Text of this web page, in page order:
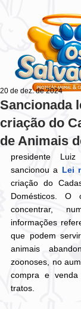
Sancionada
criação do
de Animais
20 de dez. de 2024
presidente
sancionou a Lei
criação do
Domésticos. O
concentrar,
informações
que podem
animais
zoonoses, no
compra e
tratos.